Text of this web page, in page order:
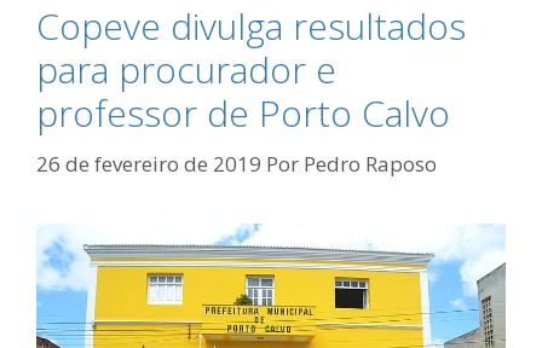
Copeve divulga resultados
para procurador e
professor de Porto Calvo
26 de fevereiro de 2019 Por Pedro Raposo